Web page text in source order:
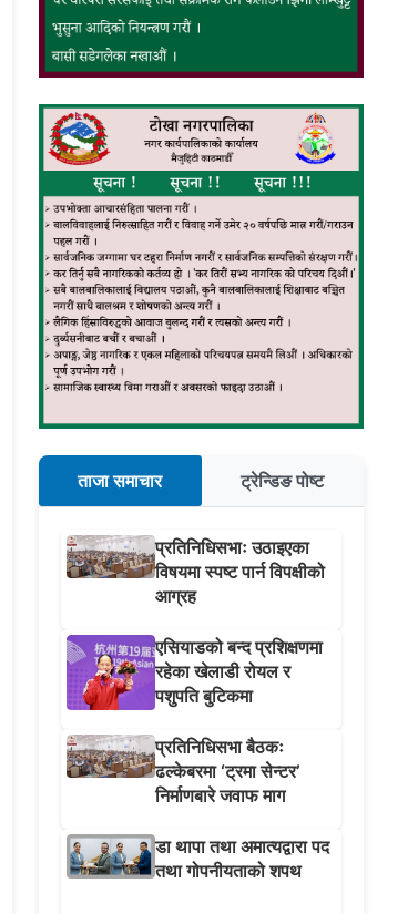
ताजा समाचार ट्रेन्डिङ पोष्ट
प्रतिनिधिसभाः उठाइएका
विषयमा स्पष्ट पार्न विपक्षीको
आग्रह
एसियाडको बन्द प्रशिक्षणमा
रहेका खेलाडी रोयल र
पशुपति बुटिकमा
प्रतिनिधिसभा बैठकः
ढल्केबरमा ‘ट्रमा सेन्टर’
निर्माणबारे जवाफ माग
डा थापा तथा अमात्यद्वारा पद
तथा गोपनीयताको शपथ